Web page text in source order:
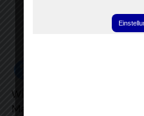
Wir sind Ihr Hoster vor Ort
Marketing- und